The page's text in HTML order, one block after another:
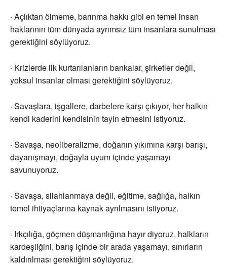
· Açlıktan ölmeme, barınma hakkı gibi en temel insan
haklarının tüm dünyada ayrımsız tüm insanlara sunulması
gerektiğini söylüyoruz.
· Krizlerde ilk kurtarılanların bankalar, şirketler değil,
yoksul insanlar olması gerektiğini söylüyoruz.
· Savaşlara, işgallere, darbelere karşı çıkıyor, her halkın
kendi kaderini kendisinin tayin etmesini istiyoruz.
· Savaşa, neoliberalizme, doğanın yıkımına karşı barışı,
dayanışmayı, doğayla uyum içinde yaşamayı
savunuyoruz.
· Savaşa, silahlanmaya değil, eğitime, sağlığa, halkın
temel ihtiyaçlarına kaynak ayrılmasını istiyoruz.
· Irkçılığa, göçmen düşmanlığına hayır diyoruz, halkların
kardeşliğini, barış içinde bir arada yaşamayı, sınırların
kaldırılması gerektiğini söylüyoruz.